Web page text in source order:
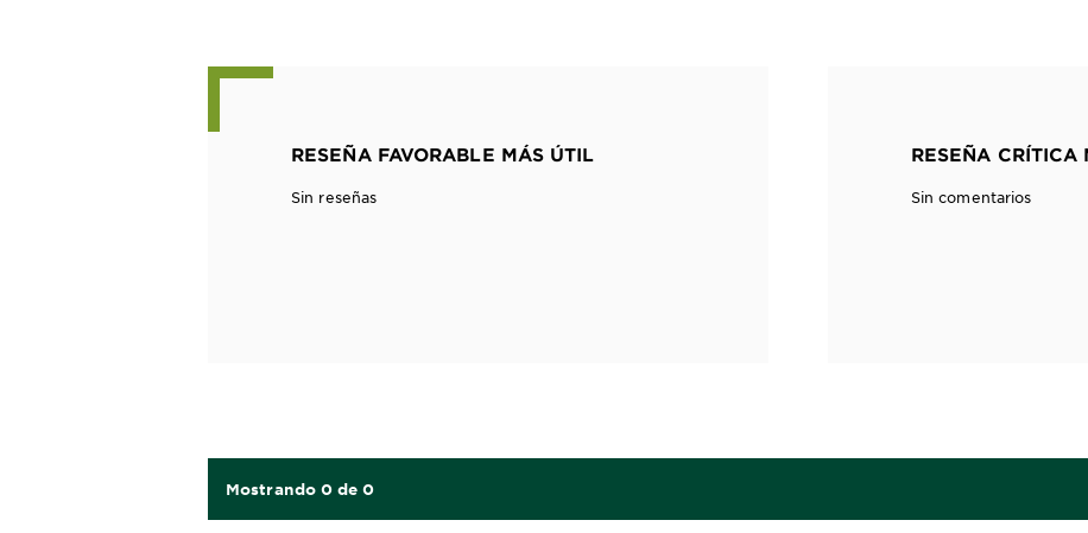
RESEÑA FAVORABLE MÁS ÚTIL
Sin reseñas
RESEÑA CRÍTICA
Sin comentarios
Mostrando 0 de 0